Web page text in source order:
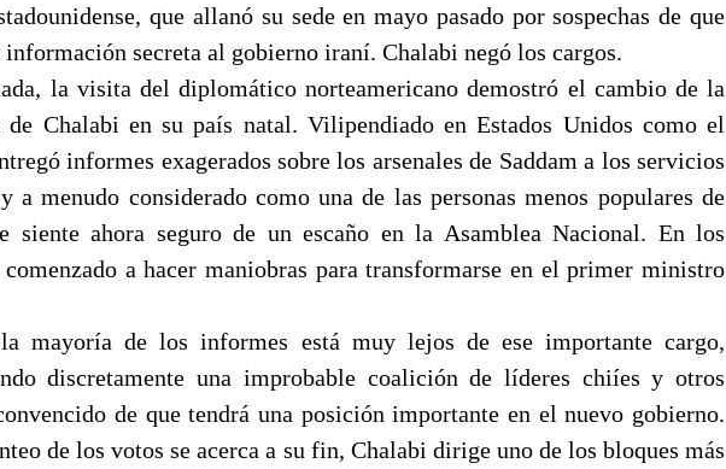
que allanó su sede en mayo pasado por sospechas de que
información secreta al gobierno iraní. Chalabi negó los cargos.
la visita del diplomático norteamericano demostró el cambio de la
Chalabi en su país natal. Vilipendiado en Estados Unidos como el
informes exagerados sobre los arsenales de Saddam a los servicios
a menudo considerado como una de las personas menos populares de
siente ahora seguro de un escaño en la Asamblea Nacional. En los
a hacer maniobras para transformarse en el primer ministro
la mayoría de los informes está muy lejos de ese importante cargo,
discretamente una improbable coalición de líderes chiíes y otros
de que tendrá una posición importante en el nuevo gobierno.
de los votos se acerca a su fin, Chalabi dirige uno de los bloques más